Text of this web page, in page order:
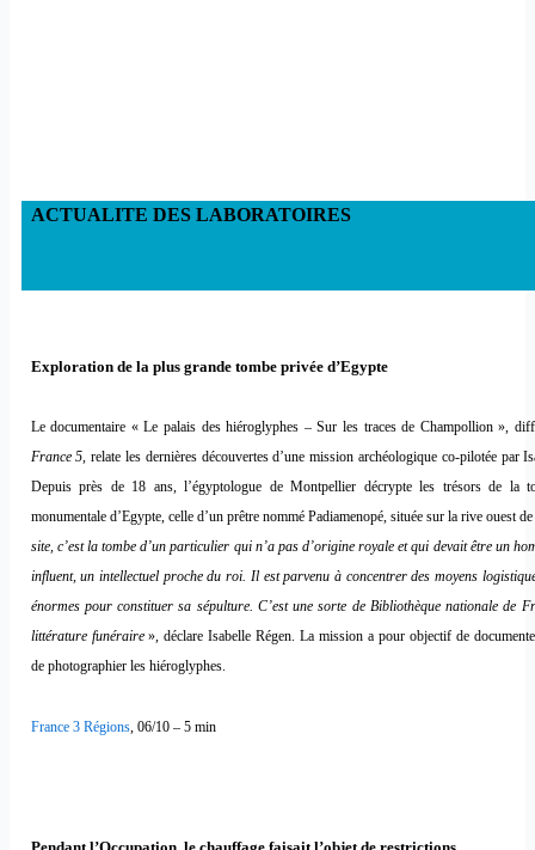
ACTUALITE DES LABORATOIRES
Exploration de la plus grande tombe privée d’Egypte
Le documentaire « Le palais des hiéroglyphes – Sur les traces de Champollion »,
France 5, relate les dernières découvertes d’une mission archéologique co-pilotée par
Depuis près de 18 ans, l’égyptologue de Montpellier décrypte les trésors de la
monumentale d’Egypte, celle d’un prêtre nommé Padiamenopé, située sur la rive ouest
site, c’est la tombe d’un particulier qui n’a pas d’origine royale et qui devait être un
influent, un intellectuel proche du roi. Il est parvenu à concentrer des moyens
énormes pour constituer sa sépulture. C’est une sorte de Bibliothèque nationale de
littérature funéraire», déclare Isabelle Régen. La mission a pour objectif de
de photographier les hiéroglyphes.
France 3 Régions, 06/10 – 5 min